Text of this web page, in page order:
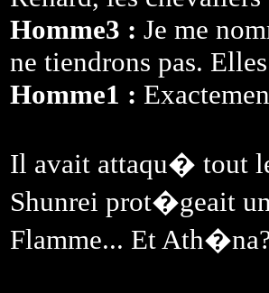
Homme3 : Je me
ne tiendrons pas.
Homme1 :
Il avait attaqu� tout
Shunrei prot�geait
Flamme... Et